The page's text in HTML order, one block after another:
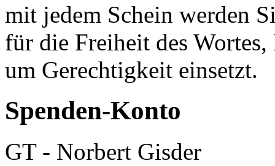
mit jedem Schein werden
für die Freiheit des
um Gerechtigkeit einsetzt.
Spenden-Konto
GT - Norbert Gisder